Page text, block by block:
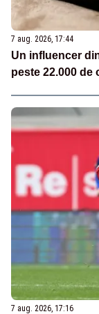
7 aug. 2026, 17:44
Un influencer
peste 22.000 de
7 aug. 2026, 17:16